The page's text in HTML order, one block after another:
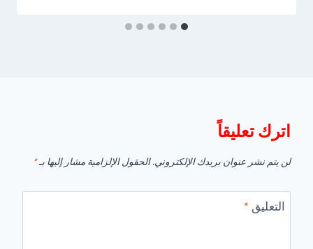
اترك تعليقاً
لن يتم نشر عنوان بريدك الإلكتروني.الحقول الإلزامية مشار إليها بـ*
التعليق*